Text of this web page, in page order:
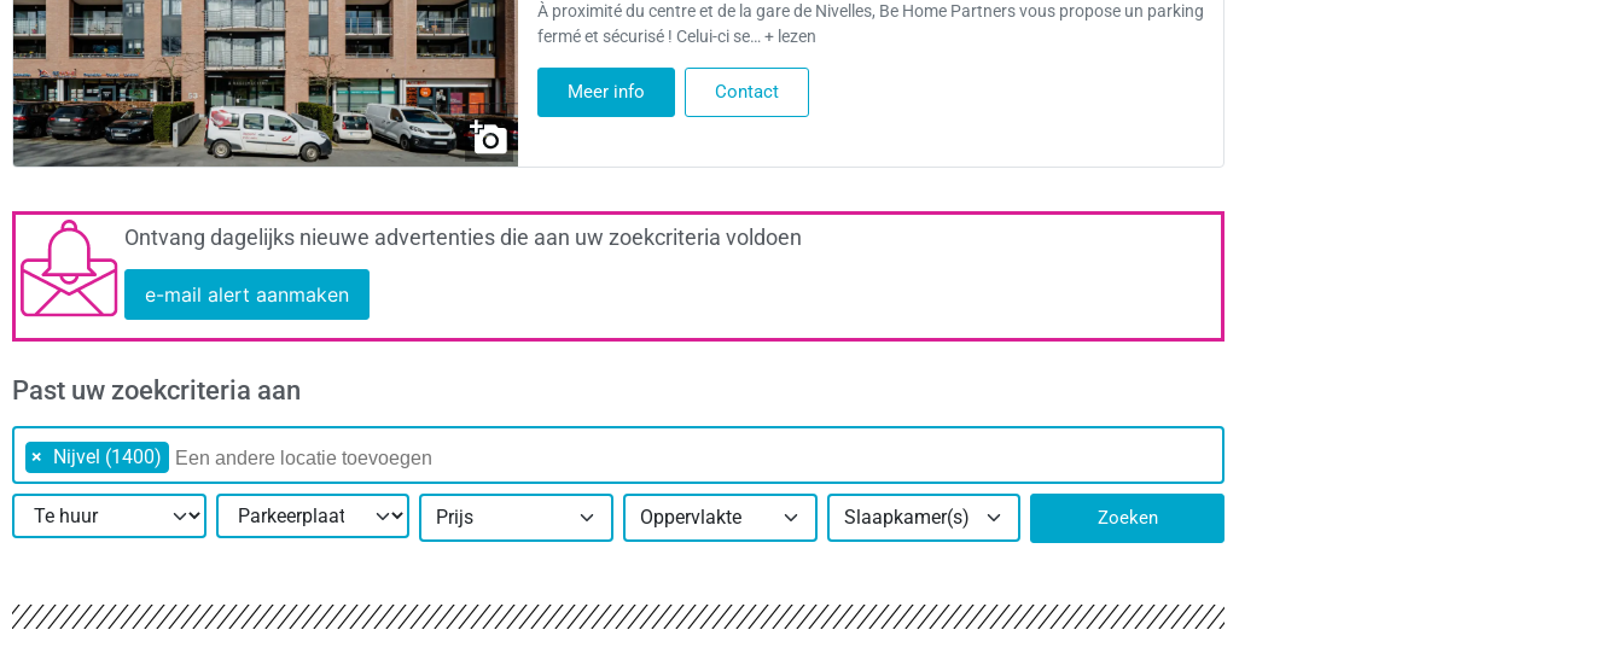
À proximité du centre et de la gare de Nivelles, Be Home Partners vous propose un parking
fermé et sécurisé ! Celui-ci se… + lezen
Meer info Contact
Ontvang dagelijks nieuwe advertenties die aan uw zoekcriteria voldoen
e-mail alert aanmaken
Past uw zoekcriteria aan
× Nijvel (1400)
Prijs Oppervlakte Slaapkamer(s) Zoeken